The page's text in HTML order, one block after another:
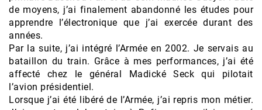
de moyens, j’ai finalement abandonné les études pour
apprendre l’électronique que j’ai exercée durant des
années.
Par la suite, j’ai intégré l’Armée en 2002. Je servais au
bataillon du train. Grâce à mes performances, j’ai été
affecté chez le général Madické Seck qui pilotait
l’avion présidentiel.
Lorsque j’ai été libéré de l’Armée, j’ai repris mon métier.